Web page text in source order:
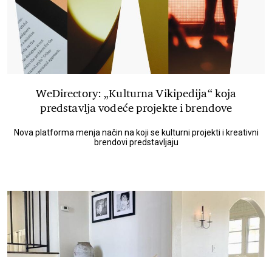
WeDirectory: „Kulturna Vikipedija“ koja
predstavlja vodeće projekte i brendove
Nova platforma menja način na koji se kulturni projekti i kreativni
brendovi predstavljaju